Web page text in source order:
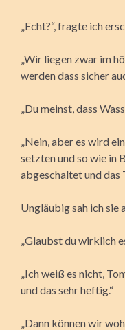
„Echt?“, fragte ich
„Wir liegen zwar im
werden dass sicher
„Du meinst, dass
„Nein, aber es wird
setzten und so wie in
abgeschaltet und das
Ungläubig sah ich sie
„Glaubst du wirklich
„Ich weiß es nicht,
und das sehr heftig.“
„Dann können wir